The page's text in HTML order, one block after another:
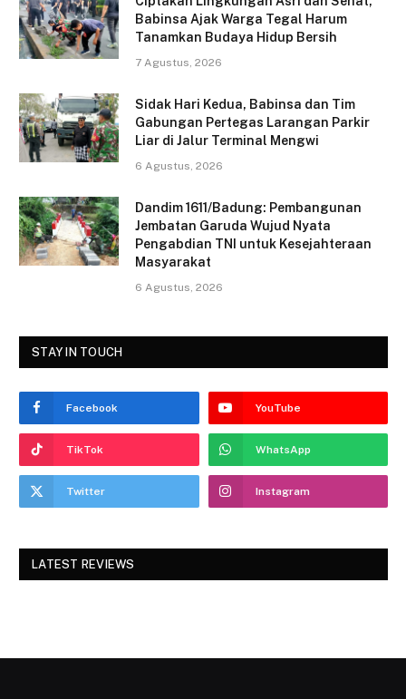
e
b
o
k
er
e
Babinsa Ajak Warga Tegal Harum
Tanamkan Budaya Hidup Bersih
7 Agustus, 2026
Sidak Hari Kedua, Babinsa dan Tim
Gabungan Pertegas Larangan Parkir
Liar di Jalur Terminal Mengwi
6 Agustus, 2026
Dandim 1611/Badung: Pembangunan
Jembatan Garuda Wujud Nyata
Pengabdian TNI untuk Kesejahteraan
Masyarakat
6 Agustus, 2026
STAY IN TOUCH
Facebook YouTube
TikTok WhatsApp
Twitter Instagram
LATEST REVIEWS